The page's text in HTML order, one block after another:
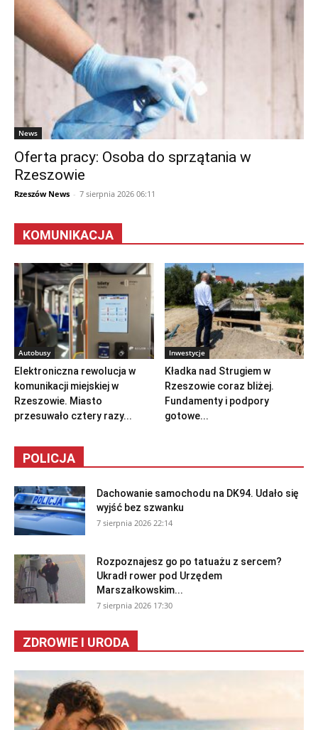
News
Oferta pracy: Osoba do sprzątania w
Rzeszowie
Rzeszów News - 7 sierpnia 2026 06:11
KOMUNIKACJA
Autobusy
Elektroniczna rewolucja w
komunikacji miejskiej w
Rzeszowie. Miasto
przesuwało cztery razy...
Inwestycje
Kładka nad Strugiem w
Rzeszowie coraz bliżej.
Fundamenty i podpory
gotowe...
POLICJA
Dachowanie samochodu na DK94. Udało się
wyjść bez szwanku
7 sierpnia 2026 22:14
Rozpoznajesz go po tatuażu z sercem?
Ukradł rower pod Urzędem
Marszałkowskim...
7 sierpnia 2026 17:30
ZDROWIE I URODA